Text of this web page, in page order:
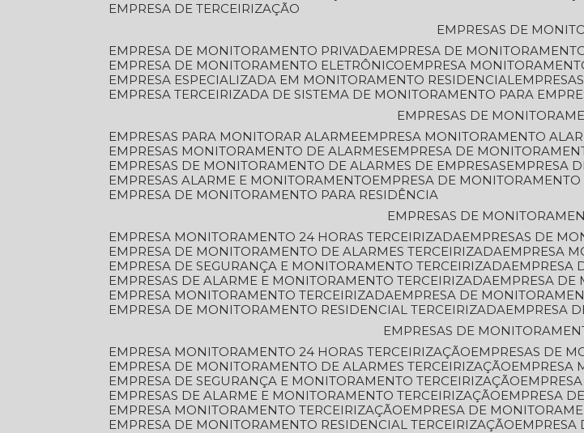
EMPRESA DE TERCEIRIZAÇÃO
EMPRESAS DE
EMPRESA DE MONITORAMENTO PRIVADA
EMPRESA DE
EMPRESA DE MONITORAMENTO ELETRÔNICO
EMPRESA
EMPRESA ESPECIALIZADA EM MONITORAMENTO RESIDENCIAL
EMPRESA TERCEIRIZADA DE SISTEMA DE MONITORAMENTO PARA
EMPRESAS DE
EMPRESAS PARA MONITORAR ALARME
EMPRESA MONITORAMENTO
EMPRESAS MONITORAMENTO DE ALARMES
EMPRESA DE
EMPRESAS DE MONITORAMENTO DE ALARMES DE EMPRESAS
EMPRESA
EMPRESAS ALARME E MONITORAMENTO
EMPRESA DE
EMPRESA DE MONITORAMENTO PARA RESIDÊNCIA
EMPRESAS DE
EMPRESA MONITORAMENTO 24 HORAS TERCEIRIZADA
EMPRESAS DE
EMPRESA DE MONITORAMENTO DE ALARMES TERCEIRIZADA
EMPRESA
EMPRESA DE SEGURANÇA E MONITORAMENTO TERCEIRIZADA
EMPRESAS DE ALARME E MONITORAMENTO TERCEIRIZADA
EMPRESA
EMPRESA MONITORAMENTO TERCEIRIZADA
EMPRESA DE
EMPRESA DE MONITORAMENTO RESIDENCIAL TERCEIRIZADA
EMPRESA
EMPRESAS DE
EMPRESA MONITORAMENTO 24 HORAS TERCEIRIZAÇÃO
EMPRESAS DE
EMPRESA DE MONITORAMENTO DE ALARMES TERCEIRIZAÇÃO
EMPRESA DE SEGURANÇA E MONITORAMENTO TERCEIRIZAÇÃO
EMPRESAS DE ALARME E MONITORAMENTO TERCEIRIZAÇÃO
EMPRESA
EMPRESA MONITORAMENTO TERCEIRIZAÇÃO
EMPRESA DE
EMPRESA DE MONITORAMENTO RESIDENCIAL TERCEIRIZAÇÃO